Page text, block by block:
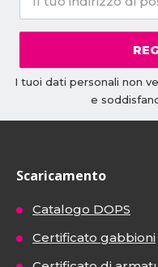
I tuoi dati personali non
e
Scaricamento
Catalogo DOPS
Certificato gabbioni